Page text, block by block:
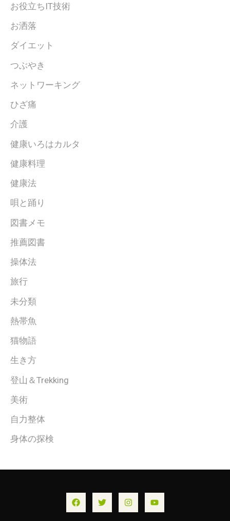
お役立ちIT技術
お洒落
ダイエット
つぶやき
ネットワーキング
ひざ痛
介護
健康いろはカルタ
健康料理
健康法
唄と踊り
図書メモ
推薦図書
操体法
旅行
未分類
熱帯魚
猫物語
生き方
登山＆Trekking
美術
自力整体
身体の探検